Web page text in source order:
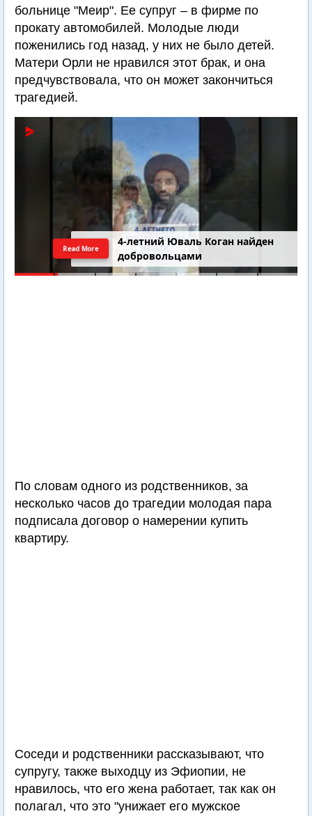
больнице "Меир". Ее супруг – в фирме по
прокату автомобилей. Молодые люди
поженились год назад, у них не было детей.
Матери Орли не нравился этот брак, и она
предчувствовала, что он может закончиться
трагедией.
4-летний Юваль Коган найден
добровольцами
Read More
По словам одного из родственников, за
несколько часов до трагедии молодая пара
подписала договор о намерении купить
квартиру.
Соседи и родственники рассказывают, что
супругу, также выходцу из Эфиопии, не
нравилось, что его жена работает, так как он
полагал, что это "унижает его мужское